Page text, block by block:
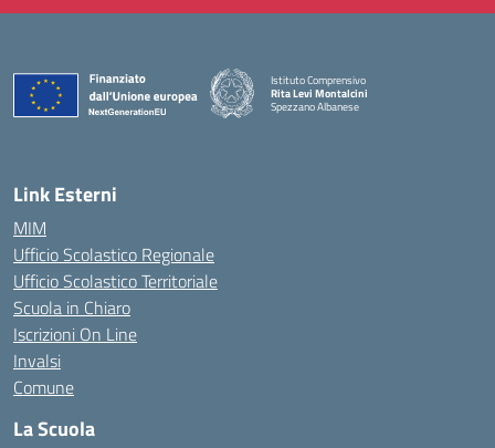
Istituto Comprensivo
Rita Levi Montalcini
Spezzano Albanese
— Visita la pagina iniziale della scuola
Link Esterni
MIM
Ufficio Scolastico Regionale
Ufficio Scolastico Territoriale
Scuola in Chiaro
Iscrizioni On Line
Invalsi
Comune
La Scuola